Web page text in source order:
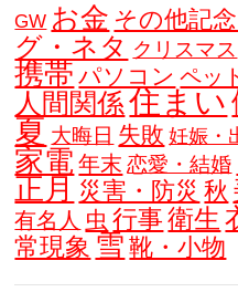
GW お金 その他記念
グ・ネタ クリスマス
携帯 パソコン ペッ
人間関係住まい
夏 大晦日 失敗 妊娠・
家電 年末 恋愛・結婚
正月 災害・防災 秋
有名人 虫 行事 衛生
常現象 雪 靴・小物